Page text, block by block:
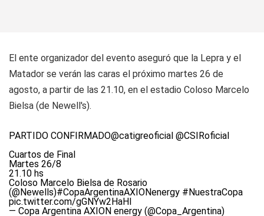
El ente organizador del evento aseguró que la Lepra y el
Matador se verán las caras el próximo martes 26 de
agosto, a partir de las 21.10, en el estadio Coloso Marcelo
Bielsa (de Newell's).
PARTIDO CONFIRMADO@catigreoficial @CSIRoficial
Cuartos de Final
Martes 26/8
21.10 hs
Coloso Marcelo Bielsa de Rosario
(@Newells)#CopaArgentinaAXIONenergy #NuestraCopa
pic.twitter.com/gGNYw2HaHl
— Copa Argentina AXION energy (@Copa_Argentina)